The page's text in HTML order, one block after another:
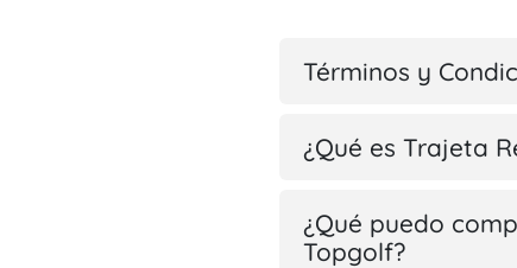
Términos y
¿Qué es Trajeta
¿Qué puedo
Topgolf?